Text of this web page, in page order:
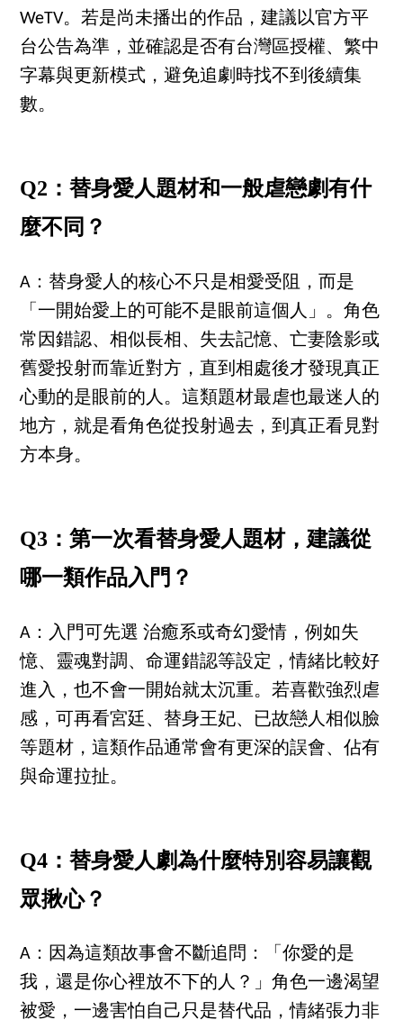
WeTV。若是尚未播出的作品，建議以官方平
台公告為準，並確認是否有台灣區授權、繁中
字幕與更新模式，避免追劇時找不到後續集
數。
Q2：替身愛人題材和一般虐戀劇有什
麼不同？
A：替身愛人的核心不只是相愛受阻，而是
「一開始愛上的可能不是眼前這個人」。角色
常因錯認、相似長相、失去記憶、亡妻陰影或
舊愛投射而靠近對方，直到相處後才發現真正
心動的是眼前的人。這類題材最虐也最迷人的
地方，就是看角色從投射過去，到真正看見對
方本身。
Q3：第一次看替身愛人題材，建議從
哪一類作品入門？
A：入門可先選 治癒系或奇幻愛情，例如失
憶、靈魂對調、命運錯認等設定，情緒比較好
進入，也不會一開始就太沉重。若喜歡強烈虐
感，可再看宮廷、替身王妃、已故戀人相似臉
等題材，這類作品通常會有更深的誤會、佔有
與命運拉扯。
Q4：替身愛人劇為什麼特別容易讓觀
眾揪心？
A：因為這類故事會不斷追問：「你愛的是
我，還是你心裡放不下的人？」角色一邊渴望
被愛，一邊害怕自己只是替代品，情緒張力非